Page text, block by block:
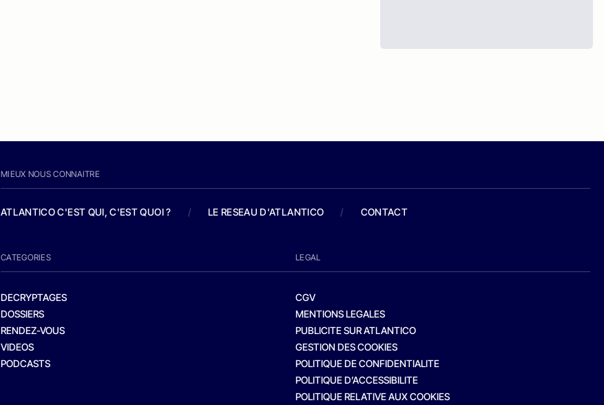
MIEUX NOUS CONNAITRE
ATLANTICO C'EST QUI, C'EST QUOI ? / LE RESEAU D'ATLANTICO / CONTACT
CATEGORIES
DECRYPTAGES
DOSSIERS
RENDEZ-VOUS
VIDEOS
PODCASTS
LEGAL
CGV
MENTIONS LEGALES
PUBLICITE SUR ATLANTICO
GESTION DES COOKIES
POLITIQUE DE CONFIDENTIALITE
POLITIQUE D’ACCESSIBILITE
POLITIQUE RELATIVE AUX COOKIES